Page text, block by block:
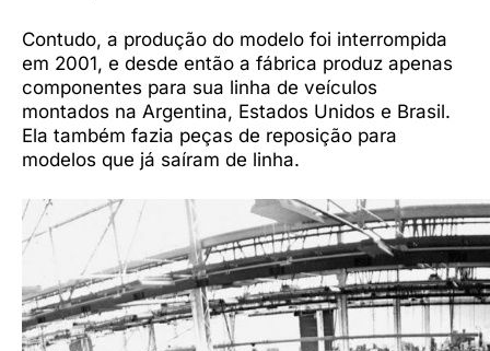
Contudo, a produção do modelo foi interrompida
em 2001, e desde então a fábrica produz apenas
componentes para sua linha de veículos
montados na Argentina, Estados Unidos e Brasil.
Ela também fazia peças de reposição para
modelos que já saíram de linha.